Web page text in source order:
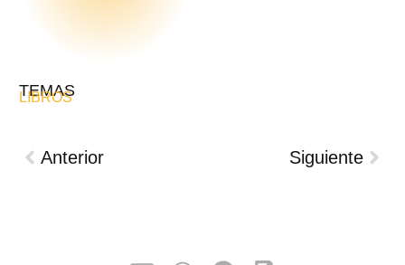
TEMAS
LIBROS
Anterior Siguiente